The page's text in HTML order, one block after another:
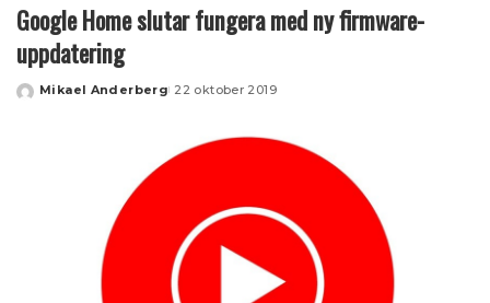
Google Home slutar fungera med ny firmware-
uppdatering
Posted
Mikael Anderberg 22 oktober 2019